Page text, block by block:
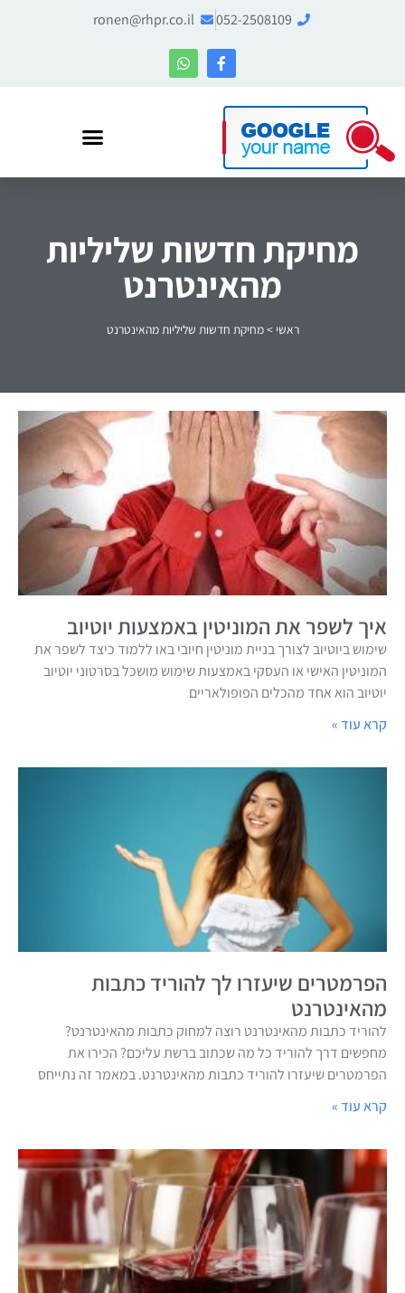
052-2508109
ronen@rhpr.co.il
מחיקת חדשות שליליות
מהאינטרנט
ראשי >מחיקת חדשות שליליות מהאינטרנט
איך לשפר את המוניטין באמצעות יוטיוב
שימוש ביוטיוב לצורך בניית מוניטין חיובי באו ללמוד כיצד לשפר את
המוניטין האישי או העסקי באמצעות שימוש מושכל בסרטוני יוטיוב
יוטיוב הוא אחד מהכלים הפופולאריים
קרא עוד »
הפרמטרים שיעזרו לך להוריד כתבות
מהאינטרנט
להוריד כתבות מהאינטרנט רוצה למחוק כתבות מהאינטרנט?
מחפשים דרך להוריד כל מה שכתוב ברשת עליכם? הכירו את
הפרמטרים שיעזרו להוריד כתבות מהאינטרנט. במאמר זה נתייחס
קרא עוד »